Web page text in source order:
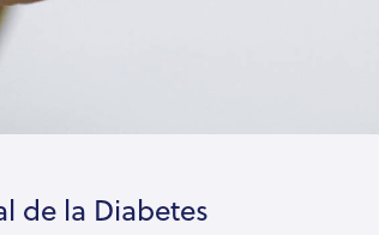
de la Diabetes